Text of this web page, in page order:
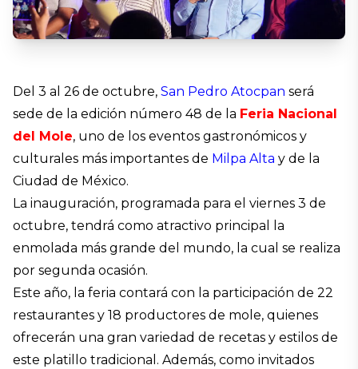
Del 3 al 26 de octubre, San Pedro Atocpan será
sede de la edición número 48 de la Feria Nacional
del Mole, uno de los eventos gastronómicos y
culturales más importantes de Milpa Alta y de la
Ciudad de México.
La inauguración, programada para el viernes 3 de
octubre, tendrá como atractivo principal la
enmolada más grande del mundo, la cual se realiza
por segunda ocasión.
Este año, la feria contará con la participación de 22
restaurantes y 18 productores de mole, quienes
ofrecerán una gran variedad de recetas y estilos de
este platillo tradicional. Además, como invitados